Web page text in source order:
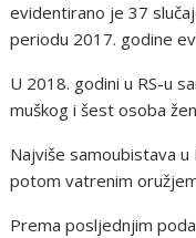
evidentirano je 37
periodu 2017. godine
U 2018. godini u RS-u
muškog i šest osoba
Najviše samoubistava
potom vatrenim
Prema posljednjim